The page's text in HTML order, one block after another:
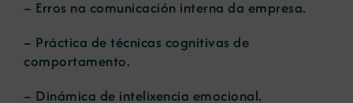
– Erros na comunicación interna da empresa.
– Práctica de técnicas cognitivas de
comportamento.
– Dinámica de intelixencia emocional.